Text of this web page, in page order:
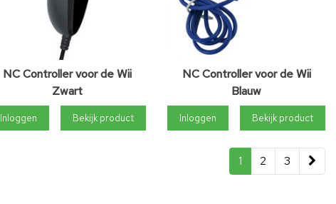
NC Controller voor de Wii
Zwart
Inloggen Bekijk product
NC Controller voor de Wii
Blauw
Inloggen Bekijk product
1 2 3